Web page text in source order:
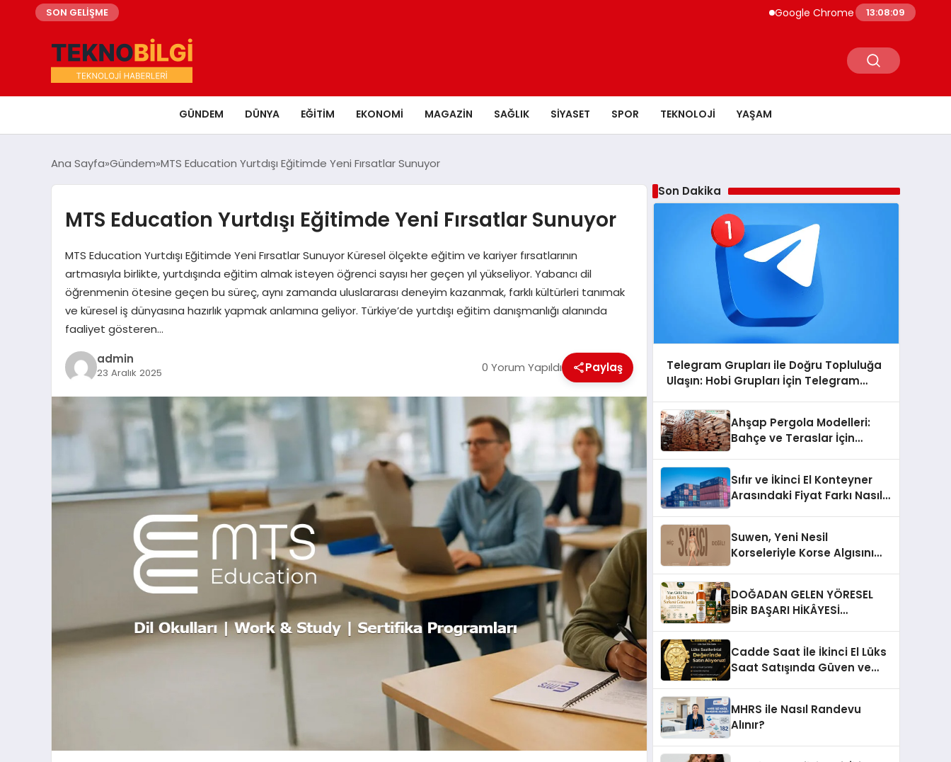
SON GELİŞME Google Chrome Yapay Zeka ile Güçleniyor
13:08:10
GÜNDEM DÜNYA EĞITIM EKONOMI MAGAZIN SAĞLIK SIYASET SPOR TEKNOLOJI YAŞAM
Ana Sayfa Gündem MTS Education Yurtdışı Eğitimde Yeni Fırsatlar Sunuyor
MTS Education Yurtdışı Eğitimde Yeni Fırsatlar Sunuyor
MTS Education Yurtdışı Eğitimde Yeni Fırsatlar Sunuyor Küresel ölçekte eğitim ve kariyer fırsatlarının
artmasıyla birlikte, yurtdışında eğitim almak isteyen öğrenci sayısı her geçen yıl yükseliyor. Yabancı dil
öğrenmenin ötesine geçen bu süreç, aynı zamanda uluslararası deneyim kazanmak, farklı kültürleri tanımak
ve küresel iş dünyasına hazırlık yapmak anlamına geliyor. Türkiye’de yurtdışı eğitim danışmanlığı alanında
faaliyet gösteren…
admin
23 Aralık 2025 0 Yorum Yapıldı Paylaş
Son Dakika
Telegram Grupları ile Doğru Topluluğa
Ulaşın: Hobi Grupları İçin Telegram
Ahşap Pergola Modelleri:
Bahçe ve Teraslar İçin
Sıfır ve İkinci El Konteyner
Arasındaki Fiyat Farkı Nasıl
Suwen, Yeni Nesil
Korseleriyle Korse Algısını
DOĞADAN GELEN YÖRESEL
BİR BAŞARI HİKÂYESİ
Yöresel Işkın Kökü Sirkesi
Cadde Saat İle İkinci El Lüks
Saat Satışında Güven ve
MHRS ile Nasıl Randevu
Alınır?